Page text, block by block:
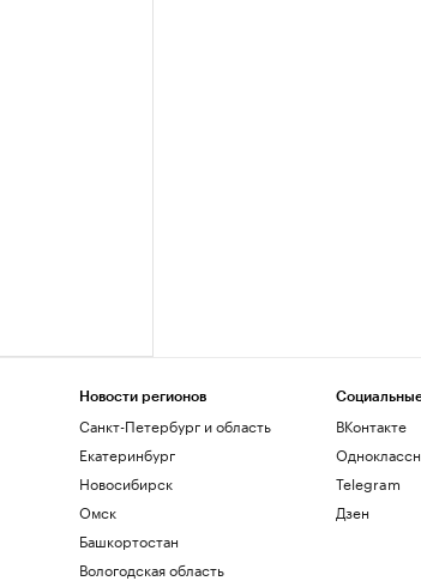
Новости регионов
Санкт-Петербург и область
Екатеринбург
Новосибирск
Омск
Башкортостан
Вологодская область
ВКонтакте
Telegram
Дзен